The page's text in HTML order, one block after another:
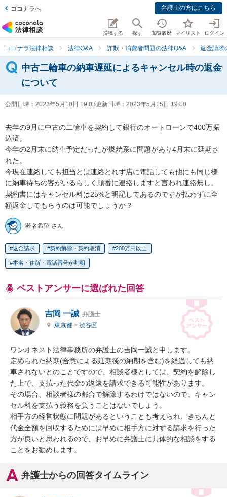
ココナラへ 弁護士の方はこちら
投稿する 探す 閲覧履歴 マイリスト ログイン
ココナラ法律相談 法律Q&A 詐欺・消費者問題の法律Q&A 返金請求
中古二輪車の納車遅延によるキャンセル時の返金
について
公開日時： 2023年5月10日 19:03更新日時： 2023年5月15日 19:00
去年の9月に中古の二輪車を契約して銀行のオートローンで400万振
込済。
今年の2月末に納車予定だったが燃焼系に問題があり4月末に延期さ
れた。
今現在連絡しても担当とは連絡とれず店に電話しても他にも同じ様
に納車待ちの客がいるらしく順番に連絡しますと言われ連絡無し。
契約書にはキャンセル料は25%と明記してあるのですが払わずに全
額返金してもらうのは可能でしょうか？
匿名希望 さん
返金請求 契約解除・契約取消 200万円以上
本名・住所・電話番号が判明
ベストアンサーに選ばれた回答
吉岡 一誠 弁護士
東京都 > 渋谷区
ワンオネスト法律事務所の弁護士の吉岡一誠と申します。
定められた納期(合意による延期後の納期を含む)を経過しても納
車されないとのことですので、相談者様としては、契約を解除し
た上で、支払った代金の返還を請求できる可能性があります。
その場合、相談者様の都合で解除するわけではないので、キャン
セル料を支払う義務を負うことはないでしょう。
相手方の経営状態に問題があるということも考えられ、きちんと
代金全額を回収するためには早めに相手方に対する請求を行った
方が良いと思われるので、お早めに弁護士に具体的な相談をする
ことをお勧めします。
弁護士からの回答タイムライン